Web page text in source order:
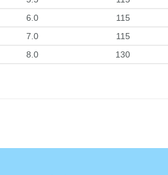
6.0 115
7.0 115
8.0 130